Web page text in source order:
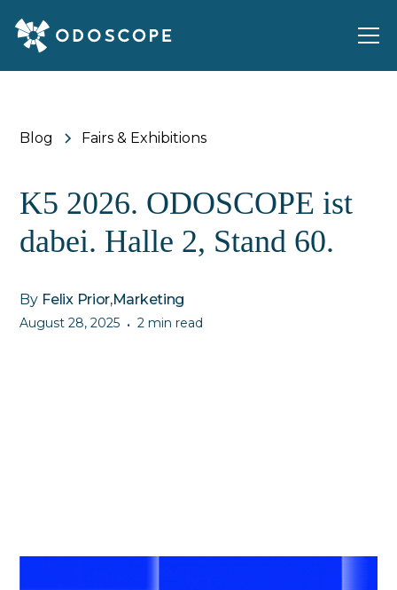
Blog Fairs & Exhibitions
K5 2026. ODOSCOPE ist
dabei. Halle 2, Stand 60.
By Felix Prior,Marketing
August 28, 2025 • 2 min read